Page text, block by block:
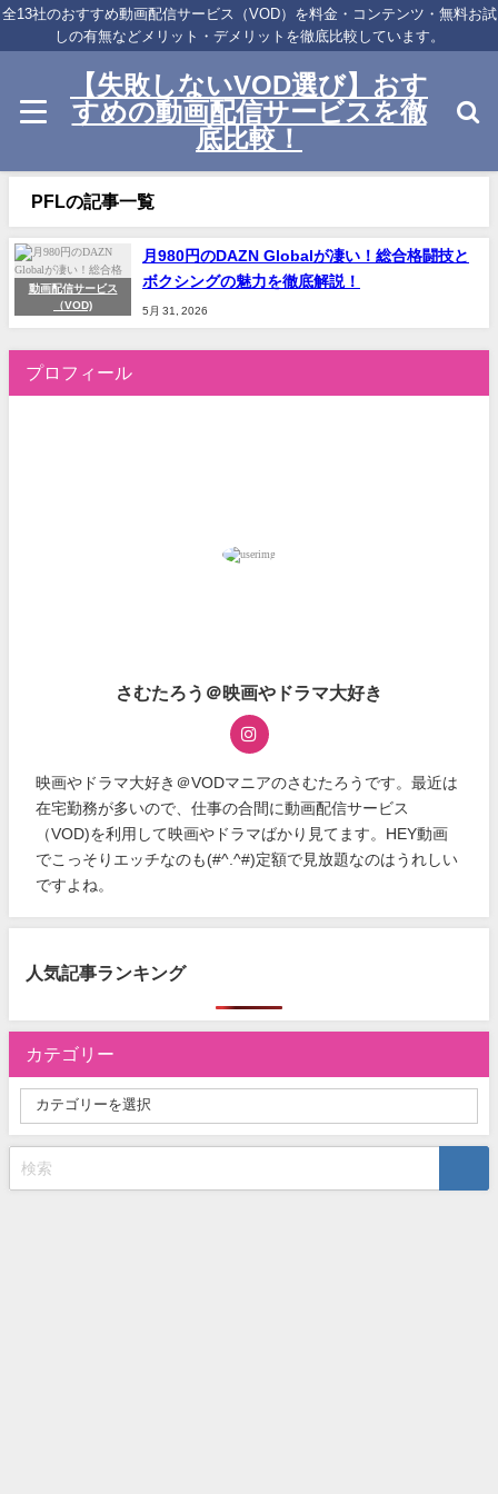
全13社のおすすめ動画配信サービス（VOD）を料金・コンテンツ・無料お試
しの有無などメリット・デメリットを徹底比較しています。
【失敗しないVOD選び】おす
すめの動画配信サービスを徹
底比較！
PFLの記事一覧
動画配信サービス
（VOD)
月980円のDAZN Globalが凄い！総合格闘技と
ボクシングの魅力を徹底解説！
5月 31, 2026
プロフィール
さむたろう＠映画やドラマ大好き
映画やドラマ大好き＠VODマニアのさむたろうです。最近は
在宅勤務が多いので、仕事の合間に動画配信サービス
（VOD)を利用して映画やドラマばかり見てます。HEY動画
でこっそりエッチなのも(#^.^#)定額で見放題なのはうれしい
ですよね。
人気記事ランキング
カテゴリー